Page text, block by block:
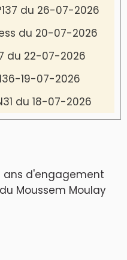
du 26-07-2026
du 20-07-2026
du 22-07-2026
19-07-2026
du 18-07-2026
ans d'engagement
Moussem Moulay